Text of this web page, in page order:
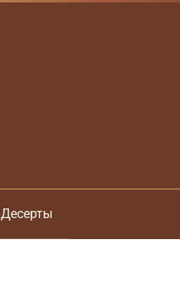
Десерты